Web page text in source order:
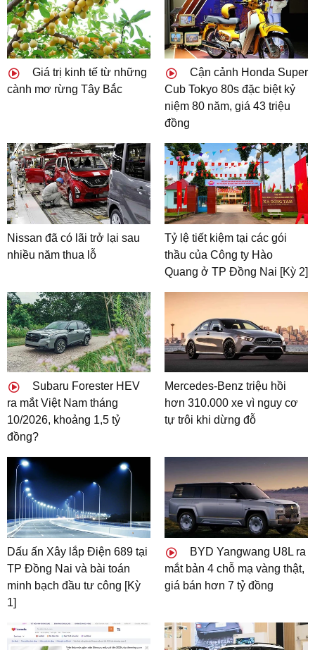
Giá trị kinh tế từ những
cành mơ rừng Tây Bắc
Cận cảnh Honda Super
Cub Tokyo 80s đặc biệt kỷ
niệm 80 năm, giá 43 triệu
đồng
Nissan đã có lãi trở lại sau
nhiều năm thua lỗ
Tỷ lệ tiết kiệm tại các gói
thầu của Công ty Hào
Quang ở TP Đồng Nai [Kỳ 2]
Subaru Forester HEV
ra mắt Việt Nam tháng
10/2026, khoảng 1,5 tỷ
đồng?
Mercedes-Benz triệu hồi
hơn 310.000 xe vì nguy cơ
tự trôi khi dừng đỗ
Dấu ấn Xây lắp Điện 689 tại
TP Đồng Nai và bài toán
minh bạch đầu tư công [Kỳ
1]
BYD Yangwang U8L ra
mắt bản 4 chỗ mạ vàng thật,
giá bán hơn 7 tỷ đồng